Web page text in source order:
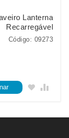
Lanterna
Recarregável
Código: 09273